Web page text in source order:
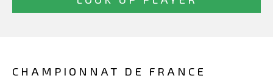
CHAMPIONNAT DE FRANCE